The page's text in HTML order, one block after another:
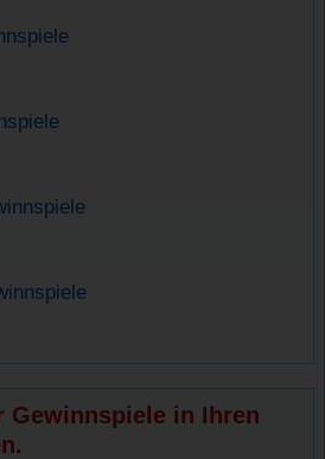
Gewinnspiele in Ihren